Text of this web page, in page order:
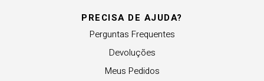
PRECISA DE AJUDA?
Perguntas Frequentes
Devoluções
Meus Pedidos